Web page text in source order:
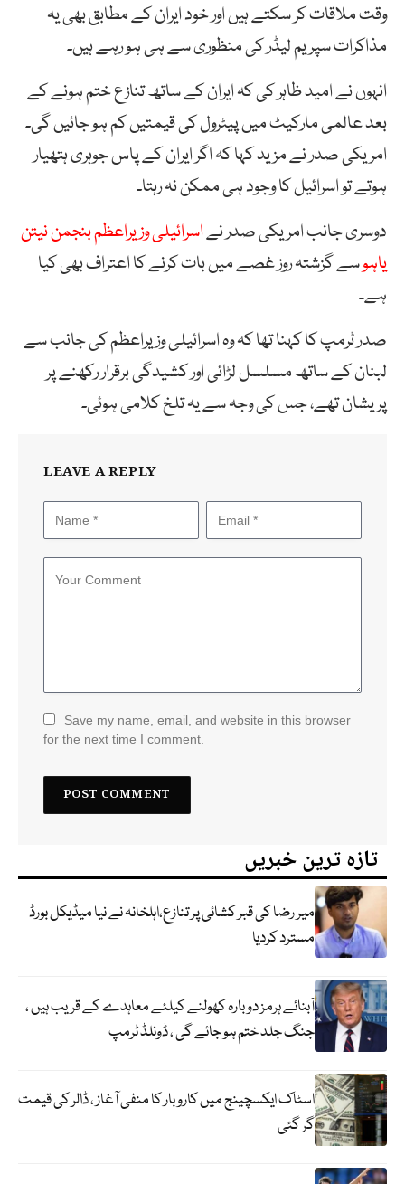
وقت ملاقات کر سکتے ہیں اور خود ایران کے مطابق بھی یہ
مذاکرات سپریم لیڈر کی منظوری سے ہی ہو رہے ہیں۔
انہوں نے امید ظاہر کی کہ ایران کے ساتھ تنازع ختم ہونے کے
بعد عالمی مارکیٹ میں پیٹرول کی قیمتیں کم ہو جائیں گی۔
امریکی صدر نے مزید کہا کہ اگر ایران کے پاس جوہری ہتھیار
ہوتے تو اسرائیل کا وجود ہی ممکن نہ رہتا۔
دوسری جانب امریکی صدر نےاسرائیلی وزیراعظم بنجمن نیتن
یاہوسے گزشتہ روز غصے میں بات کرنے کا اعتراف بھی کیا
ہے۔
صدر ٹرمپ کا کہنا تھا کہ وہ اسرائیلی وزیراعظم کی جانب سے
لبنان کے ساتھ مسلسل لڑائی اور کشیدگی برقرار رکھنے پر
پریشان تھے، جس کی وجہ سے یہ تلخ کلامی ہوئی۔
LEAVE A REPLY
Save my name, email, and website in this browser
for the next time I comment.
تازہ ترین خبریں
میر رضا کی قبر کشائی پر تنازع،اہلخانہ نے نیا میڈیکل بورڈ
مسترد کردیا
آبنائے ہرمز دوبارہ کھولنے کیلئے معاہدے کے قریب ہیں ،
جنگ جلد ختم ہو جائے گی ، ڈونلڈ ٹرمپ
اسٹاک ایکسچینج میں کاروبار کا منفی آغاز ، ڈالر کی قیمت
گر گئی